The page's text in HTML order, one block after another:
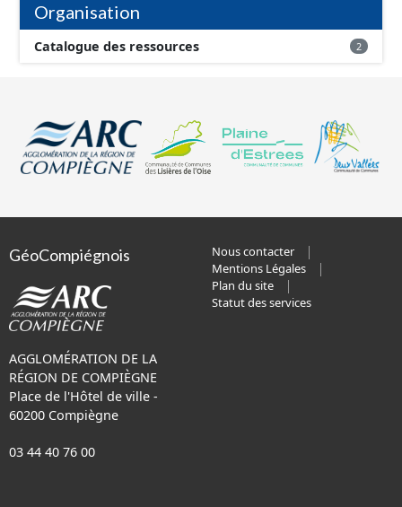
Organisation
Catalogue des ressources 2
GéoCompiégnois
AGGLOMÉRATION DE LA
RÉGION DE COMPIÈGNE
Place de l'Hôtel de ville -
60200 Compiègne
03 44 40 76 00
Nous contacter
Mentions Légales
Plan du site
Statut des services